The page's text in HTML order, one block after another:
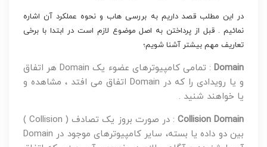
در این مطلب قصد داریم به بررسى هاب و نحوه عملکرد آن اشاره
نمائیم . قبل از پرداختن به اصل موضوع لازم است در ابتدا با برخى
تعاریف مهم بیشتر آشنا شویم؛
Domain
: تمامى کامپیوترهاى عضوء یک Domain هر اتفاق
و یا رویدادى را که در Domain اتفاق مى افتد ، مشاهده و
یا خواهند شنید .
Collision Domain
: در صورت بروز یک تصادف ( Collision )
بین دو داده یا بسته، سایر کامپیوترهاى موجود در Domain